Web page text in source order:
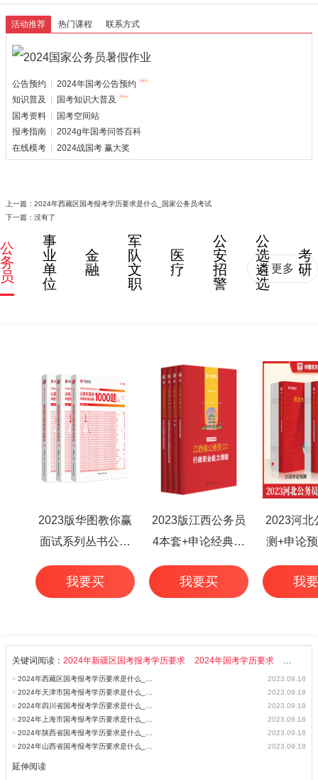
活动推荐 热门课程 联系方式
公告预约
2024年国考公告预约
知识普及
国考知识大普及
国考资料
国考空间站
报考指南
2024g年国考问答百科
在线模考
2024战国考 赢大奖
上一篇： 2024年西藏区国考报考学历要求是什么_国家公务员考试
下一篇：没有了
公
务
员
事
业
单
位
金
融
军
队
文
职
医
疗
公
安
招
警
公
选
遴
选
考
研
更多
2023版华图教你赢
面试系列丛书公务
员面试华图专家详
解1000题（3本
我要买
2023版江西公务员
4本套+申论经典范
文50篇+行测高频考
点 6本
我要买
2023河北
测+申论
本
我
关键词阅读： 2024年新疆区国考报考学历要求 2024年国考学历要求
2023.09.18
2023.09.18
2023.09.18
2023.09.18
2023.09.18
2023.09.18
延伸阅读